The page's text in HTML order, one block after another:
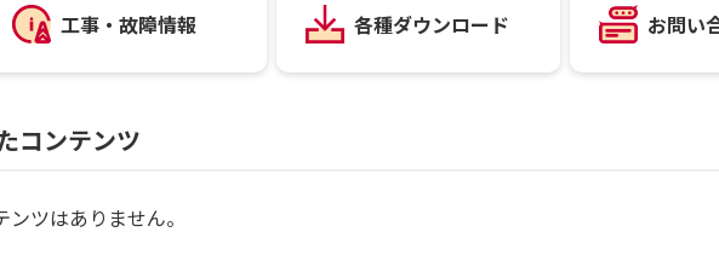
工事・故障情報 各種ダウンロード お問い
コンテンツ
ツはありません。